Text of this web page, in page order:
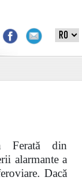
Ferată din
alarmante a
Dacă